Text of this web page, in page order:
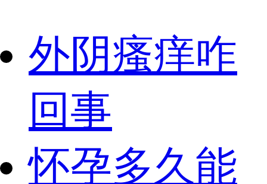
外阴瘙痒咋
回事
怀孕多久能